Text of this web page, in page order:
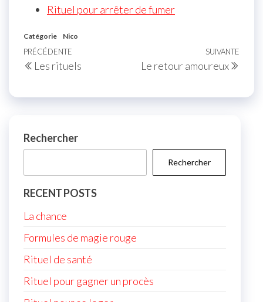
Rituel pour arrêter de fumer
Catégorie Nico
Navigation
de
l’article
Article
précédent
PRÉCÉDENTE
Les rituels
SUIVANTE
Le retour amoureux
Rechercher
Rechercher
RECENT POSTS
La chance
Formules de magie rouge
Rituel de santé
Rituel pour gagner un procès